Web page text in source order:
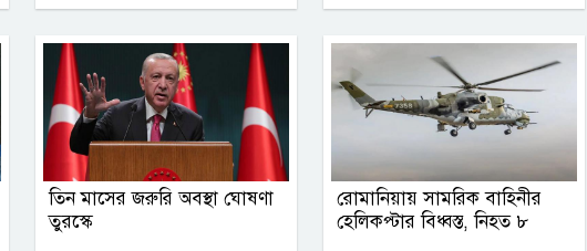
তিন মাসের জরুরি অবস্থা ঘোষণা
তুরস্কে
রোমানিয়ায় সামরিক বাহিনীর
হেলিকপ্টার বিধ্বস্ত, নিহত ৮